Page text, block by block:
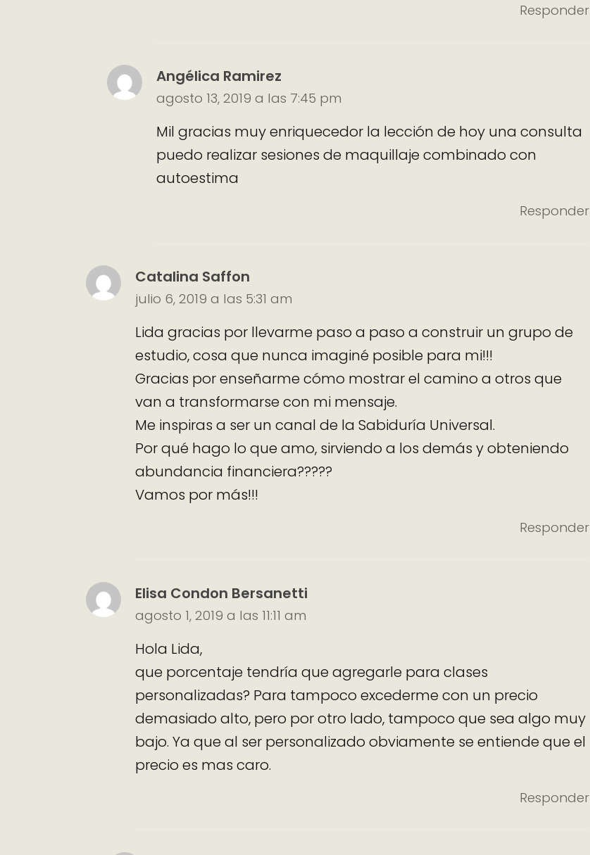
Responder
Angélica Ramirez
agosto 13, 2019 a las 7:45 pm
Mil gracias muy enriquecedor la lección de hoy una consulta
puedo realizar sesiones de maquillaje combinado con
autoestima
Responder
Catalina Saffon
julio 6, 2019 a las 5:31 am
Lida gracias por llevarme paso a paso a construir un grupo de
estudio, cosa que nunca imaginé posible para mi!!!
Gracias por enseñarme cómo mostrar el camino a otros que
van a transformarse con mi mensaje.
Me inspiras a ser un canal de la Sabiduría Universal.
Por qué hago lo que amo, sirviendo a los demás y obteniendo
abundancia financiera?????
Vamos por más!!!
Responder
Elisa Condon Bersanetti
agosto 1, 2019 a las 11:11 am
Hola Lida,
que porcentaje tendría que agregarle para clases
personalizadas? Para tampoco excederme con un precio
demasiado alto, pero por otro lado, tampoco que sea algo muy
bajo. Ya que al ser personalizado obviamente se entiende que el
precio es mas caro.
Responder